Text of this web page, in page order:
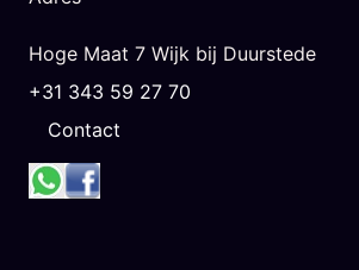
Hoge Maat 7 Wijk bij Duurstede
+31 343 59 27 70
Contact